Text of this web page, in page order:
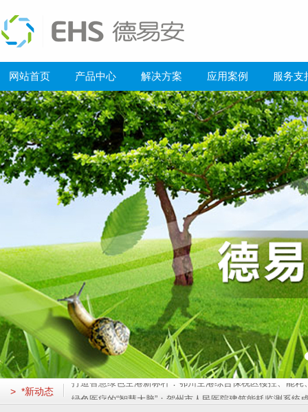
网站首页 产品中心 解决方案 应用案例 服务支
> *新动态
绿色医疗的“智慧大脑”：贺州市人民医院建筑能耗监测系
重庆德易安科技发展有限公司成功取得ISO14001及
筑牢公共卫生防线，守护生命呼吸通道——济南市**人民医
科技赋能“*美乡村”枢纽：德易安助力婺源火车站打造绿色
"云端"监管，智享安居：德易安助力莲花湖住宅打造绿色
打造智慧绿色空港新标杆：鄂州空港综合保税区楼控、能